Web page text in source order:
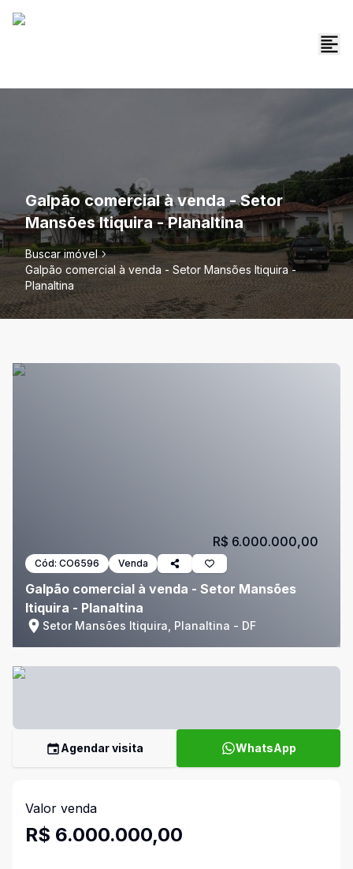
Galpão comercial à venda - Setor
Mansões Itiquira - Planaltina
Buscar imóvel
Galpão comercial à venda - Setor Mansões Itiquira -
Planaltina
Cód: CO6596 Venda
Galpão comercial à venda - Setor Mansões
Itiquira - Planaltina
Setor Mansões Itiquira, Planaltina - DF
R$ 6.000.000,00
Agendar visita WhatsApp
Valor venda
R$ 6.000.000,00